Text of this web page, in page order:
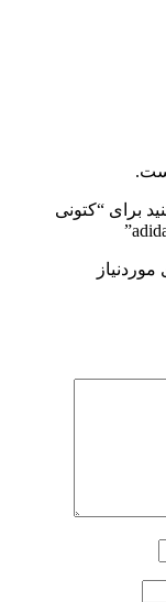
برای “کتونی